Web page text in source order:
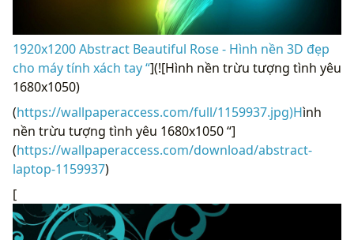
1920x1200 Abstract Beautiful Rose - Hình nền 3D đẹp
cho máy tính xách tay “](![Hình nền trừu tượng tình yêu
1680x1050)
(https://wallpaperaccess.com/full/1159937.jpg)Hình
nền trừu tượng tình yêu 1680x1050 “]
(https://wallpaperaccess.com/download/abstract-
laptop-1159937)
[